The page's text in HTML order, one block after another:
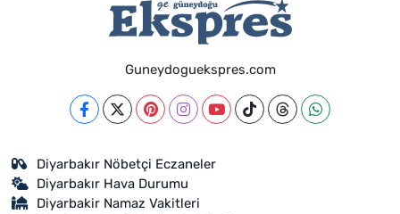
Guneydoguekspres.com
Diyarbakır Nöbetçi Eczaneler
Diyarbakır Hava Durumu
Diyarbakir Namaz Vakitleri